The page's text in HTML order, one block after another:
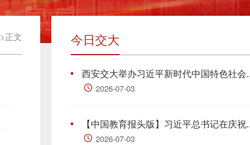
>正文 今日交大
西安交大举办习近平新时代中国特色社会
2026-07-03
【中国教育报头版】习近平总书记在庆祝
2026-07-03